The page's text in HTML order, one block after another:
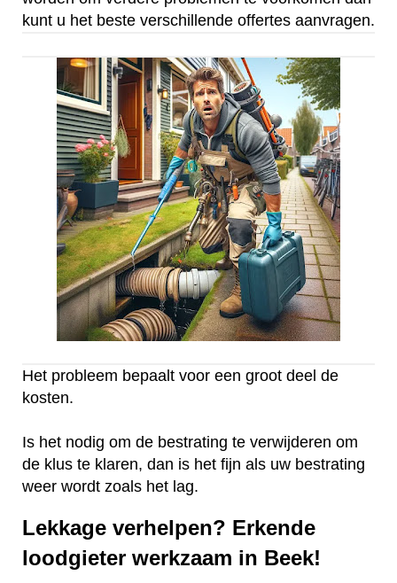
kunt u het beste verschillende offertes aanvragen.
Het probleem bepaalt voor een groot deel de
kosten.
Is het nodig om de bestrating te verwijderen om
de klus te klaren, dan is het fijn als uw bestrating
weer wordt zoals het lag.
Lekkage verhelpen? Erkende
loodgieter werkzaam in Beek!